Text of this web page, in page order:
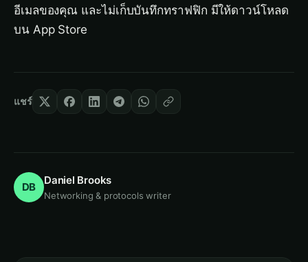
อีเมลของคุณ และไม่เก็บบันทึกทราฟฟิก มีให้ดาวน์โหลด
บน App Store
แชร์
DB
Daniel Brooks
Networking & protocols writer